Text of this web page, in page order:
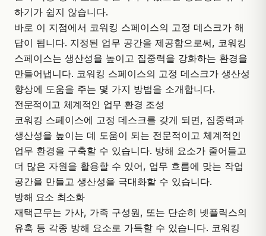
하기가 쉽지 않습니다.
바로 이 지점에서 코워킹 스페이스의 고정 데스크가 해
답이 됩니다. 지정된 업무 공간을 제공함으로써, 코워킹
스페이스는 생산성을 높이고 집중력을 강화하는 환경을
만들어냅니다. 코워킹 스페이스의 고정 데스크가 생산성
향상에 도움을 주는 몇 가지 방법을 소개합니다.
전문적이고 체계적인 업무 환경 조성
코워킹 스페이스에 고정 데스크를 갖게 되면, 집중력과
생산성을 높이는 데 도움이 되는 전문적이고 체계적인
업무 환경을 구축할 수 있습니다. 방해 요소가 줄어들고
더 많은 자원을 활용할 수 있어, 업무 흐름에 맞는 작업
공간을 만들고 생산성을 극대화할 수 있습니다.
방해 요소 최소화
재택근무는 가사, 가족 구성원, 또는 단순히 넷플릭스의
유혹 등 각종 방해 요소로 가득할 수 있습니다. 코워킹